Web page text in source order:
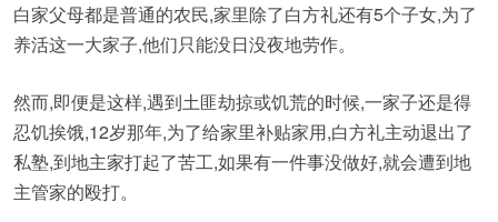
白家父母都是普通的农民,家里除了白方礼还有5个子女,为了
养活这一大家子,他们只能没日没夜地劳作。
然而,即便是这样,遇到土匪劫掠或饥荒的时候,一家子还是得
忍饥挨饿,12岁那年,为了给家里补贴家用,白方礼主动退出了
私塾,到地主家打起了苦工,如果有一件事没做好,就会遭到地
主管家的殴打。